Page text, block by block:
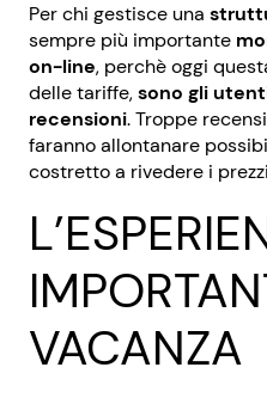
Per chi gestisce una
sempre più importante
on-line, perchè oggi
delle tariffe,sono gli
recensioni. Troppe
faranno allontanare
costretto a rivedere i
VACANZA